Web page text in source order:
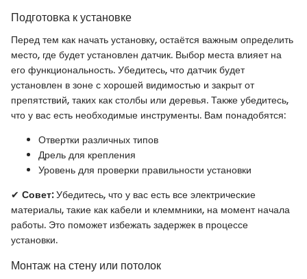
Подготовка к установке
Перед тем как начать установку, остаётся важным определить
место, где будет установлен датчик. Выбор места влияет на
его функциональность. Убедитесь, что датчик будет
установлен в зоне с хорошей видимостью и закрыт от
препятствий, таких как столбы или деревья. Также убедитесь,
что у вас есть необходимые инструменты. Вам понадобятся:
Отвертки различных типов
Дрель для крепления
Уровень для проверки правильности установки
✔ Совет:Убедитесь, что у вас есть все электрические
материалы, такие как кабели и клеммники, на момент начала
работы. Это поможет избежать задержек в процессе
установки.
Монтаж на стену или потолок